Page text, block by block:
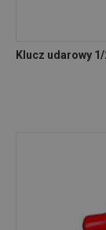
Klucz udarowy